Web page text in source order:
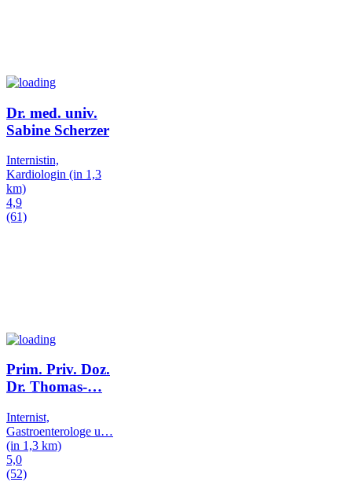
Dr. med. univ.
Sabine Scherzer
Internistin,
Kardiologin (in 1,3
km)
4,9
(61)
Prim. Priv. Doz.
Dr. Thomas-…
Internist,
Gastroenterologe u…
(in 1,3 km)
5,0
(52)